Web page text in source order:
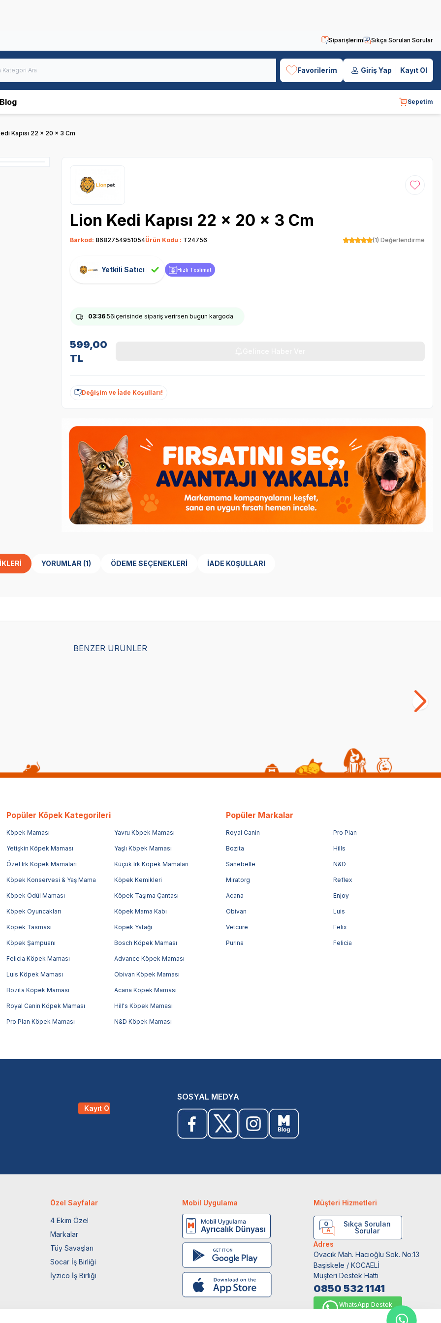
Siparişlerim Sıkça Sorulan Sorular
Favorilerim Giriş Yap Kayıt Ol
Blog Sepetim
Kapısı 22 x 20 x 3 Cm
Favoriye
Lion Kedi Kapısı 22 x 20 x 3 Cm
Barkod: 8682754951054Ürün Kodu : T24756 (1) Değerlendirme
Yetkili Satıcı Hızlı Teslimat
03:36:55içerisinde sipariş verirsen bugün kargoda
599,00
TL
Değişim ve İade Koşulları!
YORUMLAR (1) ÖDEME SEÇENEKLERI İADE KOŞULLARI
BENZER ÜRÜNLER
Popüler Köpek Kategorileri
Köpek Maması Yavru Köpek Maması
Yetişkin Köpek Maması Yaşlı Köpek Maması
Özel Irk Köpek Mamaları Küçük Irk Köpek Mamaları
Köpek Konservesi & Yaş Mama Köpek Kemikleri
Köpek Ödül Maması Köpek Taşıma Çantası
Köpek Oyuncakları Köpek Mama Kabı
Köpek Tasması Köpek Yatağı
Köpek Şampuanı Bosch Köpek Maması
Felicia Köpek Maması Advance Köpek Maması
Luis Köpek Maması Obivan Köpek Maması
Bozita Köpek Maması Acana Köpek Maması
Royal Canin Köpek Maması Hill's Köpek Maması
Pro Plan Köpek Maması N&D Köpek Maması
Popüler Markalar
Royal Canin Pro Plan
Bozita Hills
Sanebelle N&D
Miratorg Reflex
Acana Enjoy
Obivan Luis
Vetcure Felix
Purina Felicia
Kayıt Ol
SOSYAL MEDYA
Özel Sayfalar
4 Ekim Özel
Markalar
Tüy Savaşları
Socar İş Birliği
İyzico İş Birliği
Mobil Uygulama Müşteri Hizmetleri
Sıkça Sorulan
Sorular
Adres
Ovacık Mah. Hacıoğlu Sok. No:13
Başiskele / KOCAELİ
Müşteri Destek Hattı
0850 532 1141
WhatsApp Destek
0554 871 66 20